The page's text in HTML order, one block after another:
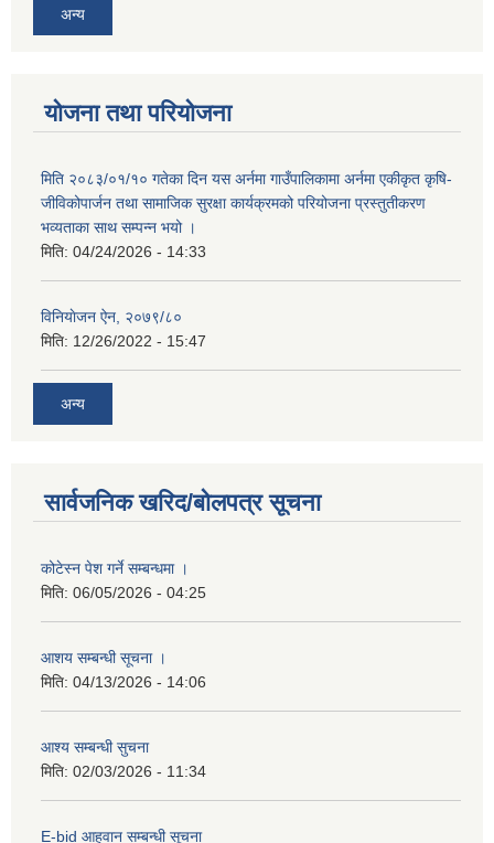
अन्य
योजना तथा परियोजना
मिति २०८३/०१/१० गतेका दिन यस अर्नमा गाउँपालिकामा अर्नमा एकीकृत कृषि-
जीविकोपार्जन तथा सामाजिक सुरक्षा कार्यक्रमको परियोजना प्रस्तुतीकरण
भव्यताका साथ सम्पन्न भयो ।
मिति: 04/24/2026 - 14:33
विनियाेजन ऐन, २०७९/८०
मिति: 12/26/2022 - 15:47
अन्य
सार्वजनिक खरिद/बोलपत्र सूचना
कोटेस्न पेश गर्ने सम्बन्धमा ।
मिति: 06/05/2026 - 04:25
आशय सम्बन्धी सूचना ।
मिति: 04/13/2026 - 14:06
आश्य सम्बन्धी सुचना
मिति: 02/03/2026 - 11:34
E-bid आहवान सम्बन्धी सूचना